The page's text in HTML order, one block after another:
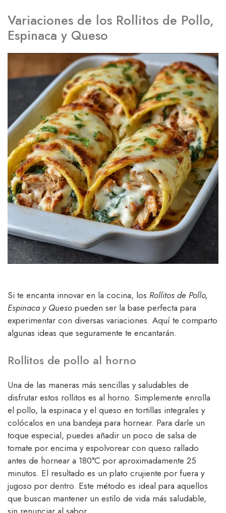
Variaciones de los Rollitos de Pollo,
Espinaca y Queso
Si te encanta innovar en la cocina, los Rollitos de Pollo,
Espinaca y Queso pueden ser la base perfecta para
experimentar con diversas variaciones. Aquí te comparto
algunas ideas que seguramente te encantarán.
Rollitos de pollo al horno
Una de las maneras más sencillas y saludables de
disfrutar estos rollitos es al horno. Simplemente enrolla
el pollo, la espinaca y el queso en tortillas integrales y
colócalos en una bandeja para hornear. Para darle un
toque especial, puedes añadir un poco de salsa de
tomate por encima y espolvorear con queso rallado
antes de hornear a 180°C por aproximadamente 25
minutos. El resultado es un plato crujiente por fuera y
jugoso por dentro. Este método es ideal para aquellos
que buscan mantener un estilo de vida más saludable,